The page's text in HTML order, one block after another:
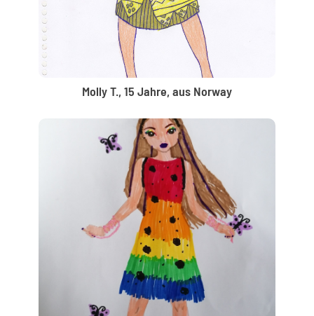
Molly T., 15 Jahre, aus Norway